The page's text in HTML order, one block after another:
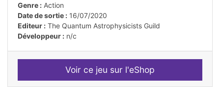
Genre : Action
Date de sortie : 16/07/2020
Editeur : The Quantum Astrophysicists Guild
Développeur : n/c
Voir ce jeu sur l'eShop